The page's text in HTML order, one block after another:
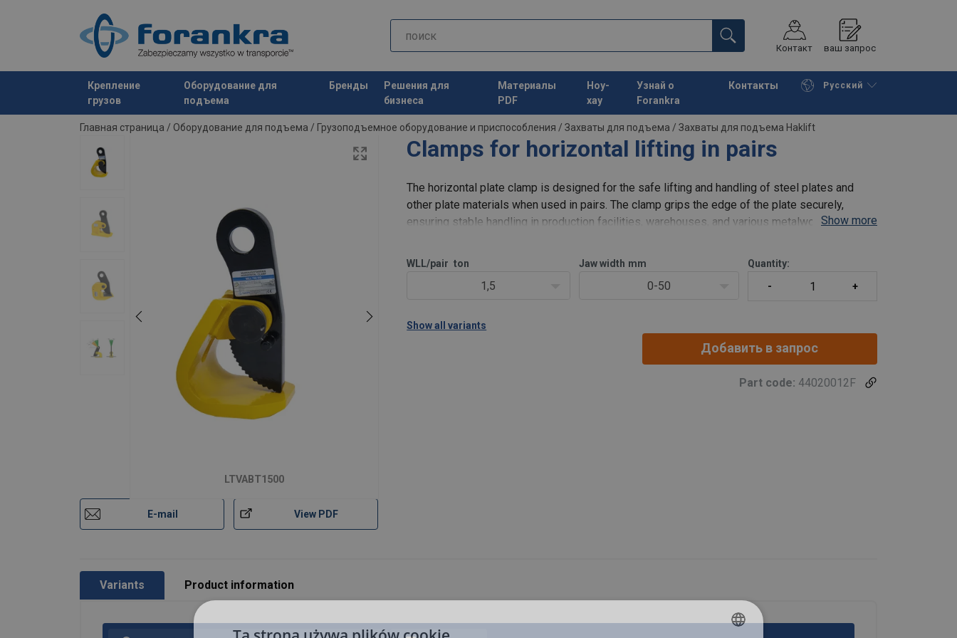
Контакт ваш запрос
Крепление
грузов
Оборудование для
подъема
Бренды
Решения для
бизнеса
Материалы
PDF
Ноу-
хау
Узнай о
Forankra
Контакты Русский
Продукт добавлен в ваш запрос Начать покупки К корзине
Главная страница / Оборудование для подъема / Грузоподъемное оборудование и приспособления / Захваты для подъема / Захваты для подъема Haklift
Clamps for horizontal lifting in pairs
LTVABT1500
E-mail View PDF
The horizontal plate clamp is designed for the safe lifting and handling of steel plates and
other plate materials when used in pairs. The clamp grips the edge of the plate securely,
ensuring stable handling in production facilities, warehouses, and various metalworkingShow more
WLL/pair ton
1,5
Jaw width mm
0-50
Quantity:
Show all variants
Добавить в запрос
Part code: 44020012F
Variants Product information
Marking:
Safety factor: